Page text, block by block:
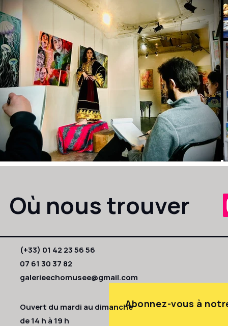
Où nous trouver
Abonnez-vous à
(+33) 01 42 23 56 56
07 61 30 37 82
galerieechomusee@gmail.com
Ouvert du mardi au dimanche
de 14 h à 19 h​